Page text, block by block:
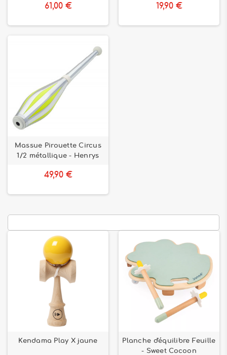
61,00 € 19,90 €
Massue Pirouette Circus
1/2 métallique - Henrys
49,90 €
Kendama Play X jaune
Planche d'équilibre Feuille
- Sweet Cocoon